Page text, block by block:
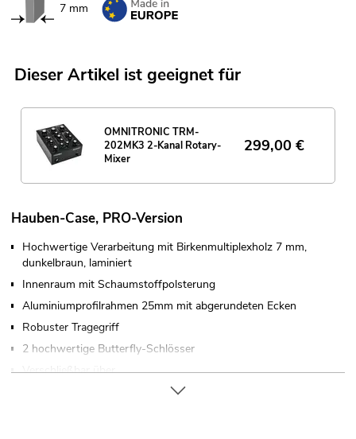
7 mm
Dieser Artikel ist geeignet für
OMNITRONIC TRM-
202MK3 2-Kanal Rotary-
Mixer
299,00 €
Hauben-Case, PRO-Version
Hochwertige Verarbeitung mit Birkenmultiplexholz 7 mm,
dunkelbraun, laminiert
Innenraum mit Schaumstoffpolsterung
Aluminiumprofilrahmen 25mm mit abgerundeten Ecken
Robuster Tragegriff
2 hochwertige Butterfly-Schlösser
Verschließbar über